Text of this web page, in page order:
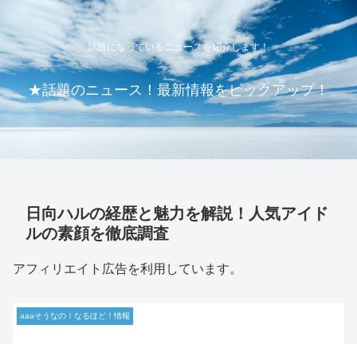
話題になっているニュースを紹介します！
★話題のニュース！最新情報をピックアップ！
日向ハルの経歴と魅力を解説！人気アイド
ルの素顔を徹底調査
アフィリエイト広告を利用しています。
aaaそうなの！なるほど！情報